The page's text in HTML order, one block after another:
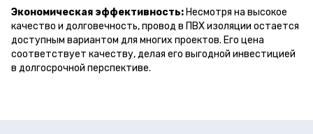
Экономическая эффективность: Несмотря на высокое
качество и долговечность, провод в ПВХ изоляции остается
доступным вариантом для многих проектов. Его цена
соответствует качеству, делая его выгодной инвестицией
в долгосрочной перспективе.